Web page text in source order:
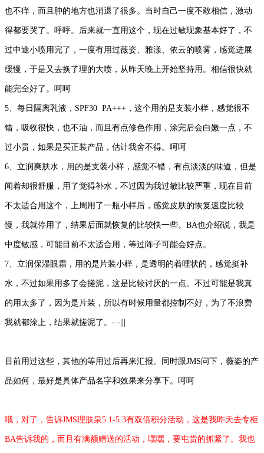
也不痒，而且肿的地方也消退了很多。当时自己一度不敢相信，激动
得都要哭了。呼呼。后来就一直用这个，现在过敏现象基本好了，不
过中途小喷用完了，一度有用过薇姿、雅漾、依云的喷雾，感觉进展
缓慢，于是又去换了理的大喷，从昨天晚上开始坚持用。相信很快就
能完全好了。呵呵
5、每日隔离乳液，SPF30 PA+++，这个用的是支装小样，感觉很不
错，吸收很快，也不油，而且有点修色作用，涂完后会白嫩一点，不
过小贵，如果是买正装产品，估计我舍不得。呵呵
6、立润爽肤水，用的是支装小样，感觉不错，有点淡淡的味道，但是
闻着却很舒服，用了觉得补水，不过因为我过敏比较严重，现在目前
不太适合用这个，上周用了一瓶小样后，感觉皮肤的恢复速度比较
慢，我就停用了，结果后面就恢复的比较快一些。BA也介绍说，我是
中度敏感，可能目前不太适合用，等过阵子可能会好点。
7、立润保湿眼霜，用的是片装小样，是透明的着哩状的，感觉挺补
水，不过如果用多了会搓泥，这是比较讨厌的一点。不过可能是我真
的用太多了，因为是片装，所以有时候用量都控制不好，为了不浪费
我就都涂上，结果就搓泥了。- -|||
目前用过这些，其他的等用过后再来汇报。同时跟JMS问下，薇姿的产
品如何，最好是具体产品名字和效果来分享下。呵呵
哦，对了，告诉JMS理肤泉5.1-5.3有双倍积分活动，这是我昨天去专柜
BA告诉我的，而且有满额赠送的活动，嘿嘿，要屯货的抓紧了。我也